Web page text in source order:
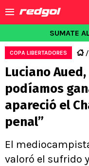
SUMATE
COPA LIBERTADORES
Luciano
podíamos
apareció el
penal”
El
valoró el sufrido